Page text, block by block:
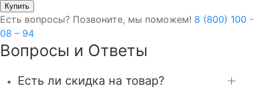
Есть вопросы? Позвоните, мы поможем! 8 (800) 100 -
08 – 94
Вопросы и Ответы
Есть ли скидка на товар?